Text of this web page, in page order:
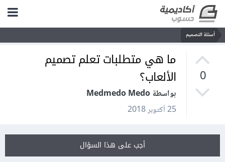
أسئلة التصميم
0
ما هي متطلبات تعلم تصميم
الألعاب؟
بواسطة Medmedo Medo
25 أكتوبر 2018
أجب على هذا السؤال